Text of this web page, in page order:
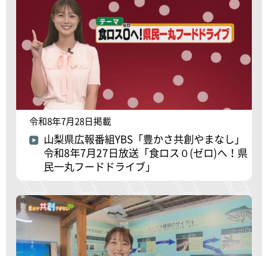
令和8年7月28日掲載
山梨県広報番組YBS「豊かさ共創やまなし」
令和8年7月27日放送「食ロス０(ゼロ)へ！県
民一丸フードドライブ」